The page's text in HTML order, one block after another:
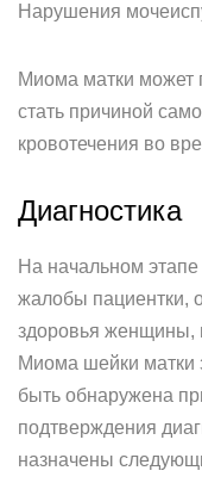
Нарушения
Миома матки может
стать причиной
кровотечения во
Диагностика
На начальном
жалобы пациентки,
здоровья женщины,
Миома шейки матки
быть обнаружена
подтверждения
назначены